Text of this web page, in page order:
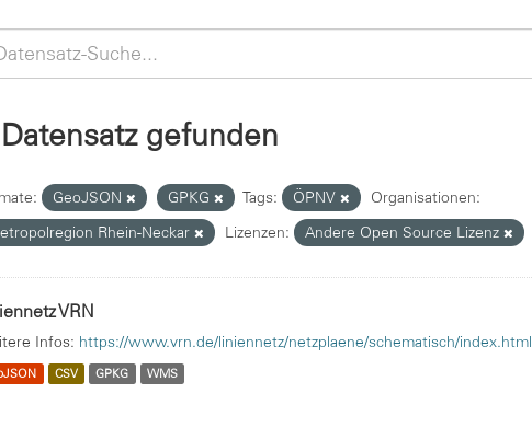
gefunden
GeoJSON GPKG Tags: ÖPNV
Organisationen:
Rhein-Neckar
Lizenzen: Andere Open Source Lizenz
VRN
Infos: https://www.vrn.de/liniennetz/netzplaene/schematisch/index.html
CSV GPKG WMS